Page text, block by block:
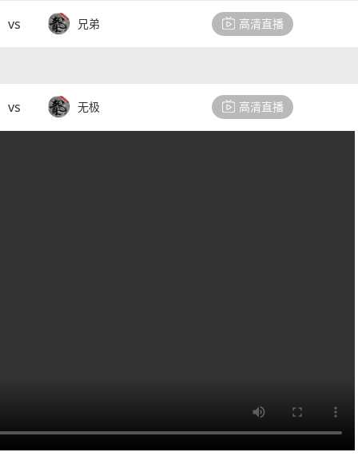
vs 兄弟 高清直播
vs 无极 高清直播